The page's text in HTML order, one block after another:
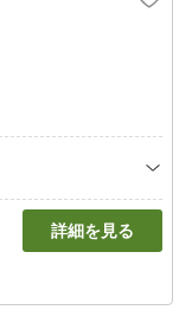
詳細を見る